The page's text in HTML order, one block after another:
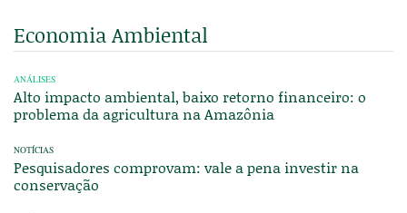
Economia Ambiental
ANÁLISES
Alto impacto ambiental, baixo retorno financeiro: o
problema da agricultura na Amazônia
NOTÍCIAS
Pesquisadores comprovam: vale a pena investir na
conservação